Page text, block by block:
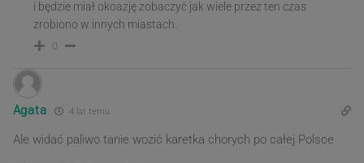
i będzie miał okoazję zobaczyć jak wiele przez ten czas
zrobiono w innych miastach.
0
Agata 4 lat temu
Ale widać paliwo tanie wozić karetka chorych po całej Polsce